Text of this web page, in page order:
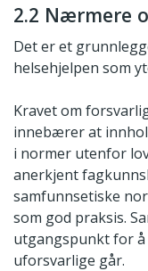
2.2 Nærmere
Det er et
helsehjelpen som
Kravet om
innebærer at
i normer utenfor
anerkjent
samfunnsetiske
som god praksis.
utgangspunkt for
uforsvarlige går.